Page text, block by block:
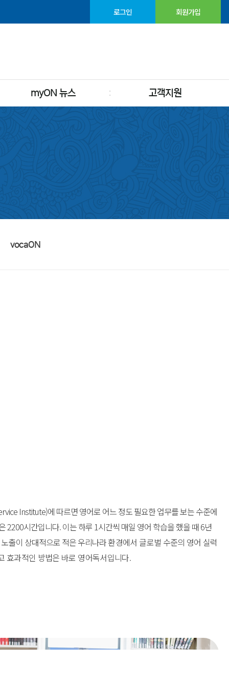
로그인 회원가입
myON 뉴스 고객지원
vocaON
Institute)에 따르면 영어로 어느 정도 필요한 업무를보는 수준에
2200시간입니다. 이는 하루 1시간씩 매일 영어 학습을 했을 때 6년
출이 상대적으로 적은 우리나라환경에서 글로벌 수준의 영어 실력
효과적인 방법은 바로 영어독서입니다.